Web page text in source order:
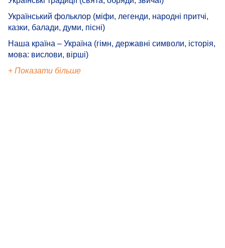
Український фольклор (міфи, легенди, народні притчі,
казки, балади, думи, пісні)
Наша країна – Україна (гімн, державні символи, історія,
мова: вислови, вірші)
+ Показати більше